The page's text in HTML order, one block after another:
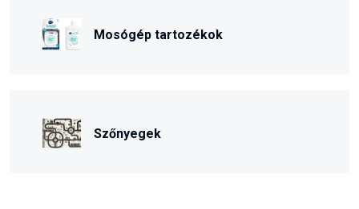
Mosógép tartozékok
Szőnyegek